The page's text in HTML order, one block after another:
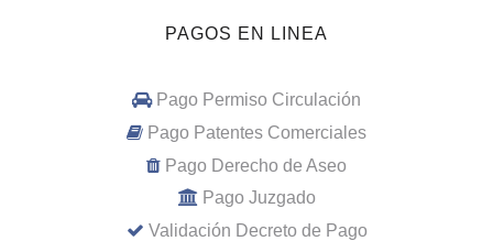
PAGOS EN LINEA
Pago Permiso Circulación
Pago Patentes Comerciales
Pago Derecho de Aseo
Pago Juzgado
Validación Decreto de Pago